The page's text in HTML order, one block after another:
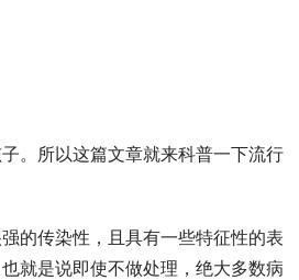
。所以这篇文章就来科普一下流行
的传染性，且具有一些特征性的表
就是说即使不做处理，绝大多数病